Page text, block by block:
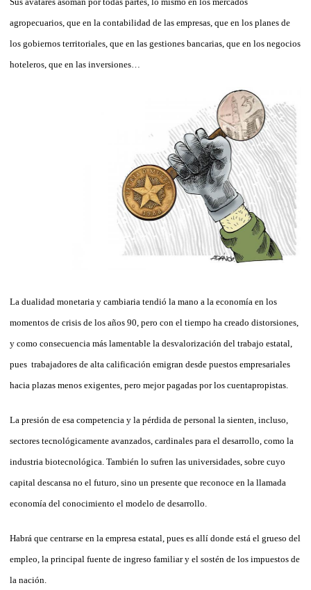
agropecuarios, que en la contabilidad de las empresas, que en los planes de
los gobiernos territoriales, que en las gestiones bancarias, que en los negocios
hoteleros, que en las inversiones…
La dualidad monetaria y cambiaria tendió la mano a la economía en los
momentos de crisis de los años 90, pero con el tiempo ha creado distorsiones,
y como consecuencia más lamentable la desvalorización del trabajo estatal,
pues trabajadores de alta calificación emigran desde puestos empresariales
hacia plazas menos exigentes, pero mejor pagadas por los cuentapropistas.
La presión de esa competencia y la pérdida de personal la sienten, incluso,
sectores tecnológicamente avanzados, cardinales para el desarrollo, como la
industria biotecnológica. También lo sufren las universidades, sobre cuyo
capital descansa no el futuro, sino un presente que reconoce en la llamada
economía del conocimiento el modelo de desarrollo.
Habrá que centrarse en la empresa estatal, pues es allí donde está el grueso del
empleo, la principal fuente de ingreso familiar y el sostén de los impuestos de
la nación.